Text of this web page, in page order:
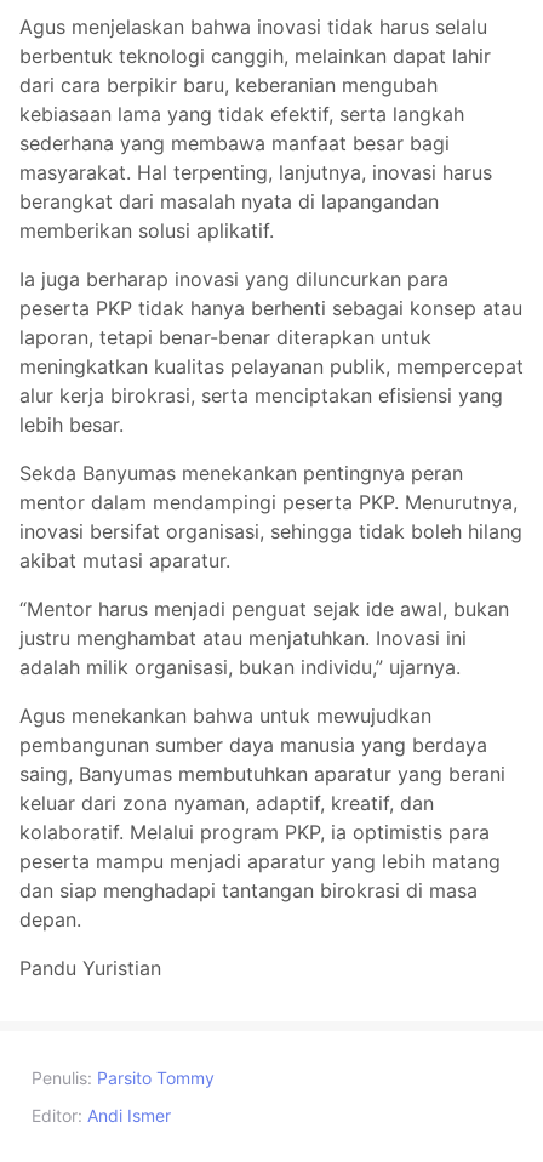
Agus menjelaskan bahwa inovasi tidak harus selalu
berbentuk teknologi canggih, melainkan dapat lahir
dari cara berpikir baru, keberanian mengubah
kebiasaan lama yang tidak efektif, serta langkah
sederhana yang membawa manfaat besar bagi
masyarakat. Hal terpenting, lanjutnya, inovasi harus
berangkat dari masalah nyata di lapangandan
memberikan solusi aplikatif.
Ia juga berharap inovasi yang diluncurkan para
peserta PKP tidak hanya berhenti sebagai konsep atau
laporan, tetapi benar-benar diterapkan untuk
meningkatkan kualitas pelayanan publik, mempercepat
alur kerja birokrasi, serta menciptakan efisiensi yang
lebih besar.
Sekda Banyumas menekankan pentingnya peran
mentor dalam mendampingi peserta PKP. Menurutnya,
inovasi bersifat organisasi, sehingga tidak boleh hilang
akibat mutasi aparatur.
“Mentor harus menjadi penguat sejak ide awal, bukan
justru menghambat atau menjatuhkan. Inovasi ini
adalah milik organisasi, bukan individu,” ujarnya.
Agus menekankan bahwa untuk mewujudkan
pembangunan sumber daya manusia yang berdaya
saing, Banyumas membutuhkan aparatur yang berani
keluar dari zona nyaman, adaptif, kreatif, dan
kolaboratif. Melalui program PKP, ia optimistis para
peserta mampu menjadi aparatur yang lebih matang
dan siap menghadapi tantangan birokrasi di masa
depan.
Pandu Yuristian
Penulis: Parsito Tommy
Editor: Andi Ismer